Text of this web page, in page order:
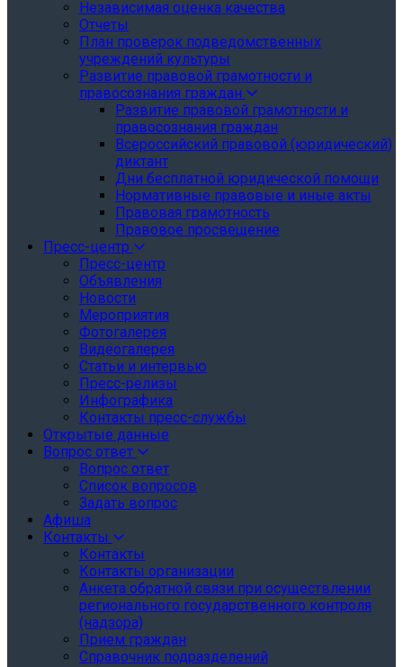
Независимая оценка качества
Отчеты
План проверок подведомственных
учреждений культуры
Развитие правовой грамотности и
правосознания граждан
Развитие правовой грамотности и
правосознания граждан
Всероссийский правовой (юридический)
диктант
Дни бесплатной юридической помощи
Нормативные правовые и иные акты
Правовая грамотность
Правовое просвещение
Пресс-центр
Пресс-центр
Объявления
Новости
Мероприятия
Фотогалерея
Видеогалерея
Статьи и интервью
Пресс-релизы
Инфографика
Контакты пресс-службы
Открытые данные
Вопрос ответ
Вопрос ответ
Список вопросов
Задать вопрос
Афиша
Контакты
Контакты
Контакты организации
Анкета обратной связи при осуществлении
регионального государственного контроля
(надзора)
Прием граждан
Справочник подразделений